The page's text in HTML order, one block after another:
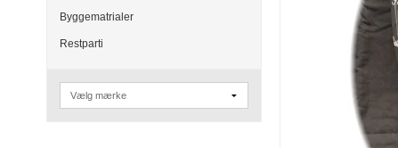
Byggematrialer
Restparti